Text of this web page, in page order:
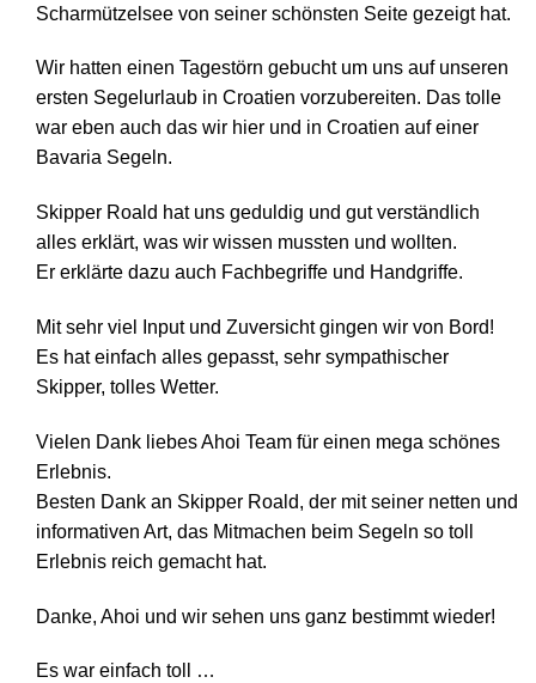
Scharmützelsee von seiner schönsten Seite gezeigt hat.
Wir hatten einen Tagestörn gebucht um uns auf unseren
ersten Segelurlaub in Croatien vorzubereiten. Das tolle
war eben auch das wir hier und in Croatien auf einer
Bavaria Segeln.
Skipper Roald hat uns geduldig und gut verständlich
alles erklärt, was wir wissen mussten und wollten.
Er erklärte dazu auch Fachbegriffe und Handgriffe.
Mit sehr viel Input und Zuversicht gingen wir von Bord!
Es hat einfach alles gepasst, sehr sympathischer
Skipper, tolles Wetter.
Vielen Dank liebes Ahoi Team für einen mega schönes
Erlebnis.
Besten Dank an Skipper Roald, der mit seiner netten und
informativen Art, das Mitmachen beim Segeln so toll
Erlebnis reich gemacht hat.
Danke, Ahoi und wir sehen uns ganz bestimmt wieder!
Es war einfach toll …